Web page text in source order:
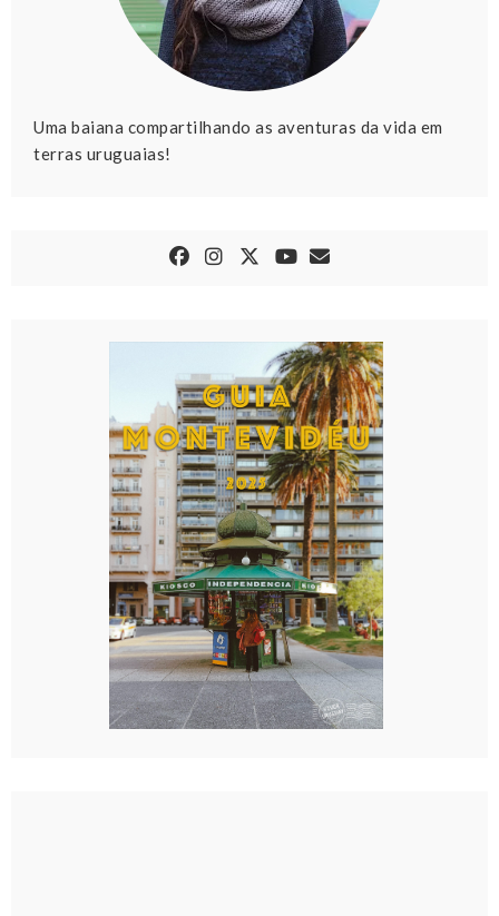
Uma baiana compartilhando as aventuras da vida em
terras uruguaias!